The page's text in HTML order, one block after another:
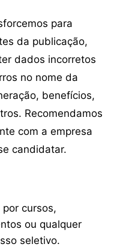
para
da publicação,
dados incorretos
no nome da
benefícios,
Recomendamos
com a empresa
candidatar.
cursos,
ou qualquer
seletivo.